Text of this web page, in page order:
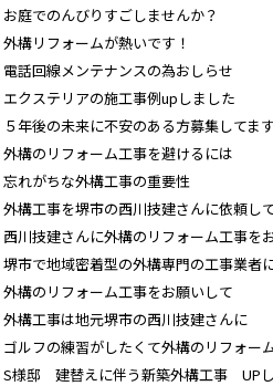
お庭でのんびりすごしませんか？
外構リフォームが熱いです！
電話回線メンテナンスの為おしらせ
エクステリアの施工事例upしました
５年後の未来に不安のある方募集してま
外構のリフォーム工事を避けるには
忘れがちな外構工事の重要性
外構工事を堺市の西川技建さんに依頼
西川技建さんに外構のリフォーム工事
堺市で地域密着型の外構専門の工事業
外構のリフォーム工事をお願いして
外構工事は地元堺市の西川技建さんに
ゴルフの練習がしたくて外構のリフォ
S様邸 建替えに伴う新築外構工事 UP